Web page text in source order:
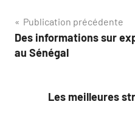
Navigation
de
Publication précédente
Des informations sur
au Sénégal
Les meilleures